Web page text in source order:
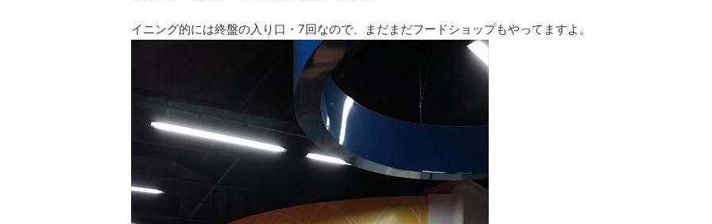
イニング的には終盤の入り口・7回なので、まだまだフードショップもやってますよ。